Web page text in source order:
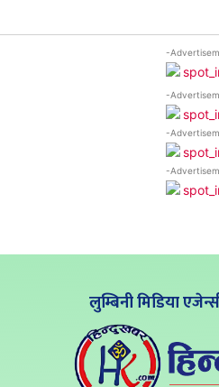
-
-
-
-
लुम्बिनी मिडिया